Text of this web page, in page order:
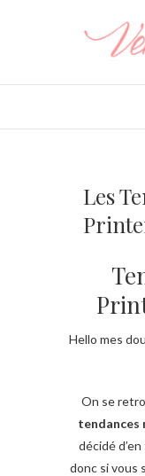
Les
Hello mes
On se
tendances
décidé
donc si vous